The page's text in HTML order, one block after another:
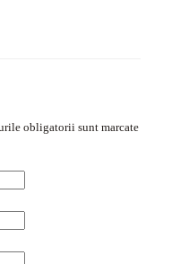
obligatorii sunt marcate